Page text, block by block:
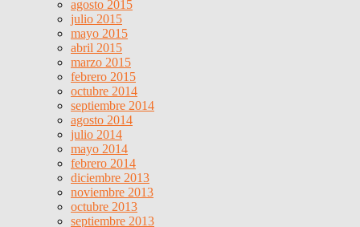
agosto 2015
julio 2015
mayo 2015
abril 2015
marzo 2015
febrero 2015
octubre 2014
septiembre 2014
agosto 2014
julio 2014
mayo 2014
febrero 2014
diciembre 2013
noviembre 2013
octubre 2013
septiembre 2013